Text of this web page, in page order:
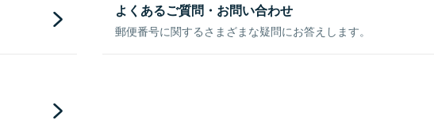
よくあるご質問・お問い合わせ
郵便番号に関するさまざまな疑問にお答えします。